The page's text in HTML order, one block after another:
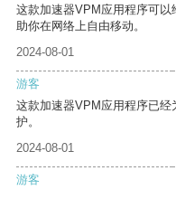
这款加速器VPM应用程序可
助你在网络上自由移动。
2024-08-01
游客
这款加速器VPM应用程序已
护。
2024-08-01
游客